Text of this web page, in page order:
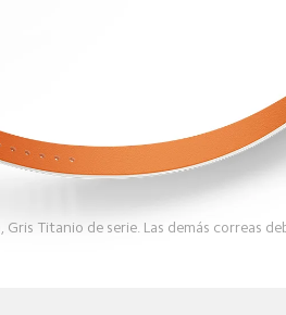
Titanio de serie. Las demás correas